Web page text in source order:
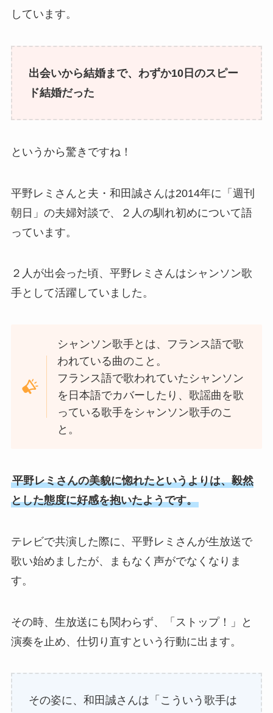
しています。
出会いから結婚まで、わずか10日のスピー
ド結婚だった
というから驚きですね！
平野レミさんと夫・和田誠さんは2014年に「週刊
朝日」の夫婦対談で、２人の馴れ初めについて語
っています。
２人が出会った頃、平野レミさんはシャンソン歌
手として活躍していました。
シャンソン歌手とは、フランス語で歌
われている曲のこと。
フランス語で歌われていたシャンソン
を日本語でカバーしたり、歌謡曲を歌
っている歌手をシャンソン歌手のこ
と。
平野レミさんの美貌に惚れたというよりは、毅然
とした態度に好感を抱いたようです。
テレビで共演した際に、平野レミさんが生放送で
歌い始めましたが、まもなく声がでなくなりま
す。
その時、生放送にも関わらず、「ストップ！」と
演奏を止め、仕切り直すという行動に出ます。
その姿に、和田誠さんは「こういう歌手は